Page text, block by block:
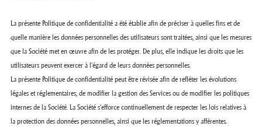
La présente Politique de confidentialité a été établie afin de préciser à quelles fins et de
quelle manière les données personnelles des utilisateurs sont traitées, ainsi que les mesures
que la Société met en œuvre afin de les protéger. De plus, elle indique les droits que les
utilisateurs peuvent exercer à l'égard de leurs données personnelles.
La présente Politique de confidentialité peut être révisée afin de refléter les évolutions
légales et réglementaires, de modifier la gestion des Services ou de modifier les politiques
internes de la Société. La Société s’efforce continuellement de respecter les lois relatives à
la protection des données personnelles, ainsi que les réglementations y afférentes.